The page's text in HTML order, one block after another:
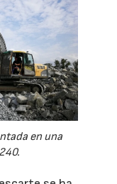
en una